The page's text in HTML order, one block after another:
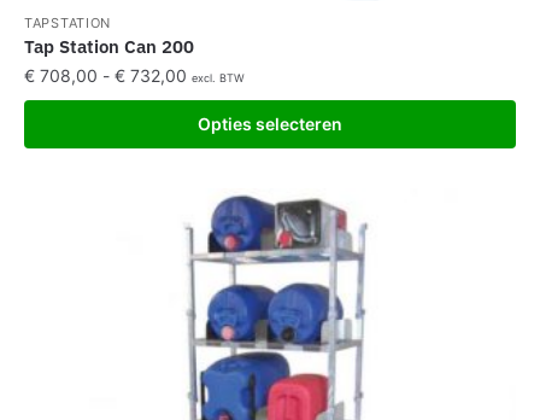
TAPSTATION
Tap Station Can 200
€ 708,00 - € 732,00 excl. BTW
Opties selecteren